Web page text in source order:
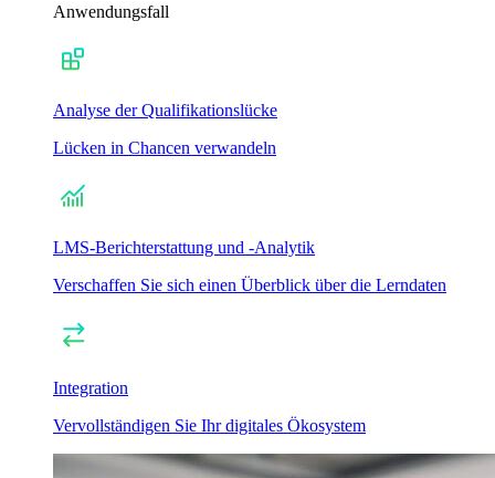
Anwendungsfall
Analyse der Qualifikationslücke
Lücken in Chancen verwandeln
LMS-Berichterstattung und -Analytik
Verschaffen Sie sich einen Überblick über die Lerndaten
Integration
Vervollständigen Sie Ihr digitales Ökosystem